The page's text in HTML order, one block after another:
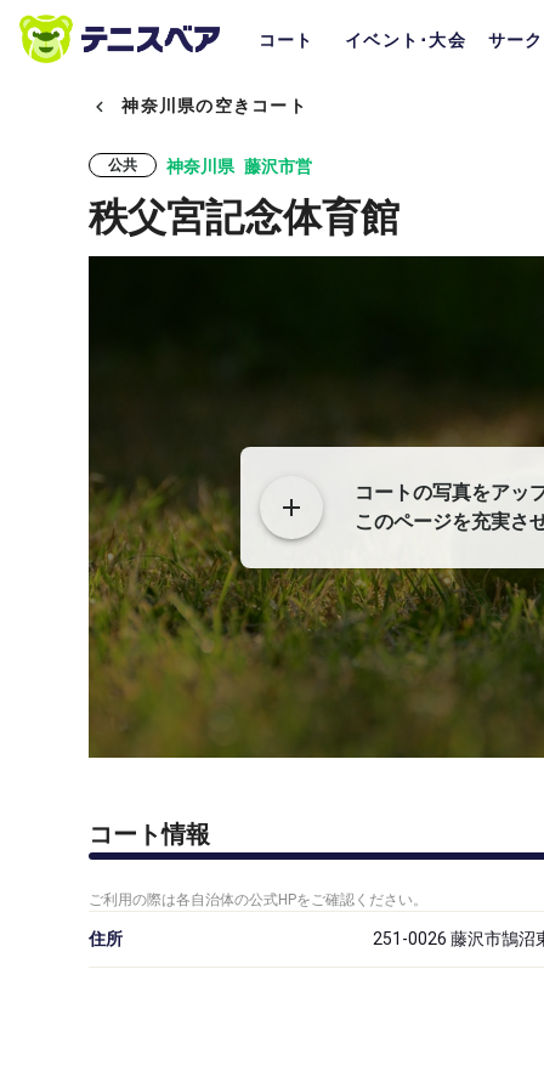
コート イベント･大会 サー
神奈川県の空きコート
公共 神奈川県 藤沢市営
秩父宮記念体育館
コートの写真をアッ
このページを充実さ
コート情報
ご利用の際は各自治体の公式HPをご確認ください。
住所 251-0026 藤沢市鵠沼